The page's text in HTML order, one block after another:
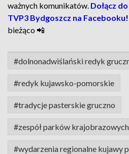
ważnych komunikatów. Dołącz
TVP3 Bydgoszcz na Facebooku!
bieżąco 📲
#dolnonadwiślański redyk
#redyk kujawsko-pomorskie
#tradycje pasterskie gruczno
#zespół parków krajobrazowych
#wydarzenia regionalne kujawy